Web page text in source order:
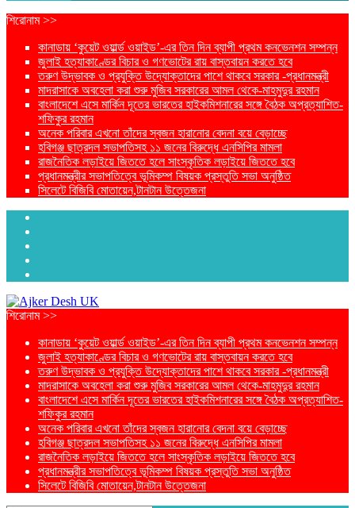
শিরোনাম >>
কানাডায় ‘কুয়েট ওয়ার্ল্ড ওয়াইড’-এর তিন দিন ব্যাপী প্রথম কনভেনশন সম্পন্ন
জুলাই হত্যাকাণ্ডের বিচার ও গণভোটের রায় বাস্তবায়ন করতে হবে
তরুণ উদ্ভাবক ও প্রযুক্তি উদ্যোক্তাদের পাশে থাকবে সরকার -প্রধানমন্ত্রী
মাদরাসাকে অবহেলা করা শুরু মুজিব সরকারের আমল থেকে-মাহমুদুর রহমান
বাংলাদেশে এসে মার্কিন দূতের ভারতের হাইকমিশনারের সঙ্গে বৈঠক অপ্রত্যাশিত-
শফিকুর রহমান
অনেক পরিবার এখনো তাঁদের স্বজন হারানোর বেদনা বয়ে বেড়াচ্ছে
হবিগঞ্জ ছাত্রদল সভাপতিসহ ১১ জনের বিরুদ্ধে এনসিপির মামলা
রাজনৈতিক লড়াইয়ে জিততে হলে সাংস্কৃতিক লড়াইয়ে জিততে হবে
প্রধানমন্ত্রীর সভাপতিত্বে ভূমিকম্প বিষয়ক প্রস্তুতি সভা অনুষ্ঠিত
সিলেটে বিজিবি মোতায়েন,টানটান উত্তেজনা
শিরোনাম >>
কানাডায় ‘কুয়েট ওয়ার্ল্ড ওয়াইড’-এর তিন দিন ব্যাপী প্রথম কনভেনশন সম্পন্ন
জুলাই হত্যাকাণ্ডের বিচার ও গণভোটের রায় বাস্তবায়ন করতে হবে
তরুণ উদ্ভাবক ও প্রযুক্তি উদ্যোক্তাদের পাশে থাকবে সরকার -প্রধানমন্ত্রী
মাদরাসাকে অবহেলা করা শুরু মুজিব সরকারের আমল থেকে-মাহমুদুর রহমান
বাংলাদেশে এসে মার্কিন দূতের ভারতের হাইকমিশনারের সঙ্গে বৈঠক অপ্রত্যাশিত-
শফিকুর রহমান
অনেক পরিবার এখনো তাঁদের স্বজন হারানোর বেদনা বয়ে বেড়াচ্ছে
হবিগঞ্জ ছাত্রদল সভাপতিসহ ১১ জনের বিরুদ্ধে এনসিপির মামলা
রাজনৈতিক লড়াইয়ে জিততে হলে সাংস্কৃতিক লড়াইয়ে জিততে হবে
প্রধানমন্ত্রীর সভাপতিত্বে ভূমিকম্প বিষয়ক প্রস্তুতি সভা অনুষ্ঠিত
সিলেটে বিজিবি মোতায়েন,টানটান উত্তেজনা